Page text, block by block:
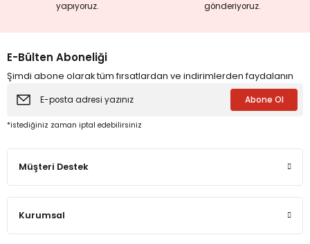
Mirası
yapıyoruz.
gönderiyoruz.
E-Bülten Aboneliği
Şimdi abone olarak tüm fırsatlardan ve indirimlerden faydalanın
Abone Ol
*istediğiniz zaman iptal edebilirsiniz
Müşteri Destek
Kurumsal